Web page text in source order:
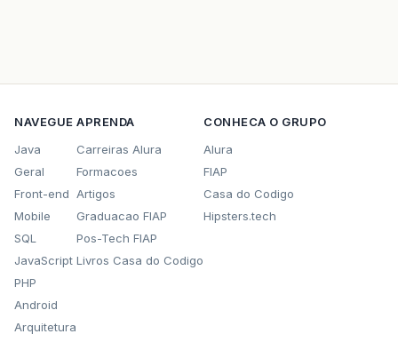
NAVEGUE
Java
Geral
Front-end
Mobile
SQL
JavaScript
PHP
Android
Arquitetura
APRENDA
Carreiras Alura
Formacoes
Artigos
Graduacao FIAP
Pos-Tech FIAP
Livros Casa do Codigo
CONHECA O GRUPO
Alura
FIAP
Casa do Codigo
Hipsters.tech